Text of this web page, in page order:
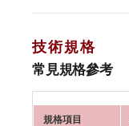
技術規格
常見規格參考
規格項目